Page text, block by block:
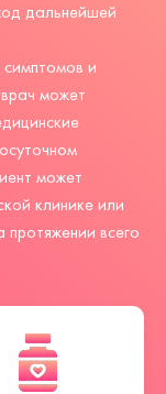
дальнейшей
и
может
может
клинике или
протяжении всего